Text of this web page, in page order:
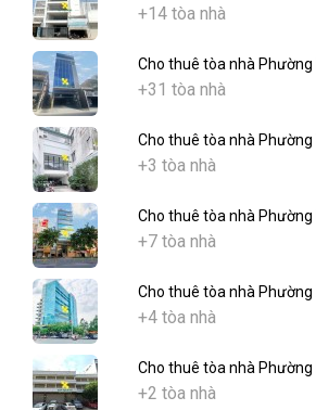
+14 tòa nhà
Cho thuê tòa nhà Phường
+31 tòa nhà
Cho thuê tòa nhà Phường
+3 tòa nhà
Cho thuê tòa nhà Phường
+7 tòa nhà
Cho thuê tòa nhà Phường
+4 tòa nhà
Cho thuê tòa nhà Phường
+2 tòa nhà